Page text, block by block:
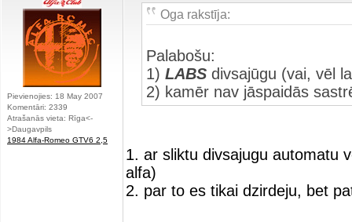
Pievienojies: 18 May 2007
Komentāri: 2339
Atrašanās vieta: Rīga<-
>Daugavpils
1984 Alfa-Romeo GTV6 2,5
Oga rakstīja:
Palabošu:
1) LABS divsajūgu (vai, vēl
2) kamēr nav jāspaidās
1. ar sliktu divsajugu automatu
alfa)
2. par to es tikai dzirdeju, bet